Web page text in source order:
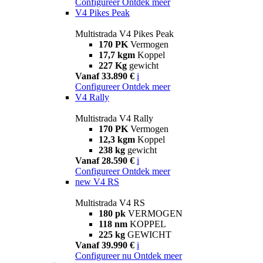
V4 Pikes Peak
Multistrada V4 Pikes Peak
170 PK Vermogen
17,7 kgm Koppel
227 Kg gewicht
Vanaf 33.890 € i
Configureer Ontdek meer
V4 Rally
Multistrada V4 Rally
170 PK Vermogen
12,3 kgm Koppel
238 kg gewicht
Vanaf 28.590 € i
Configureer Ontdek meer
new V4 RS
Multistrada V4 RS
180 pk VERMOGEN
118 nm KOPPEL
225 kg GEWICHT
Vanaf 39.990 € i
Configureer nu Ontdek meer